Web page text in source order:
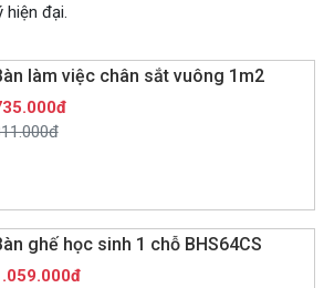
hiện đại.
làm việc chân sắt vuông 1m2
ghế học sinh 1 chỗ BHS64CS